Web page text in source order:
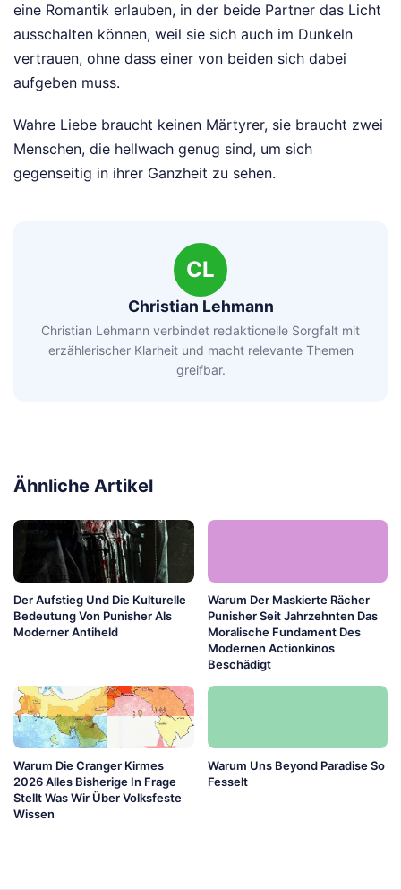
eine Romantik erlauben, in der beide Partner das Licht
ausschalten können, weil sie sich auch im Dunkeln
vertrauen, ohne dass einer von beiden sich dabei
aufgeben muss.
Wahre Liebe braucht keinen Märtyrer, sie braucht zwei
Menschen, die hellwach genug sind, um sich
gegenseitig in ihrer Ganzheit zu sehen.
CL
Christian Lehmann
Christian Lehmann verbindet redaktionelle Sorgfalt mit
erzählerischer Klarheit und macht relevante Themen
greifbar.
Ähnliche Artikel
Der Aufstieg Und Die Kulturelle
Bedeutung Von Punisher Als
Moderner Antiheld
Warum Der Maskierte Rächer
Punisher Seit Jahrzehnten Das
Moralische Fundament Des
Modernen Actionkinos
Beschädigt
Warum Die Cranger Kirmes
2026 Alles Bisherige In Frage
Stellt Was Wir Über Volksfeste
Wissen
Warum Uns Beyond Paradise So
Fesselt